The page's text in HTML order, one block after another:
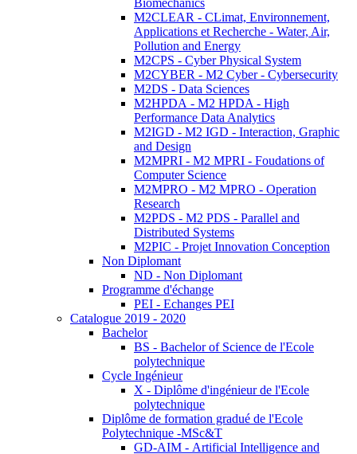
Biomechanics
M2CLEAR - CLimat, Environnement,
Applications et Recherche - Water, Air,
Pollution and Energy
M2CPS - Cyber Physical System
M2CYBER - M2 Cyber - Cybersecurity
M2DS - Data Sciences
M2HPDA - M2 HPDA - High
Performance Data Analytics
M2IGD - M2 IGD - Interaction, Graphic
and Design
M2MPRI - M2 MPRI - Foudations of
Computer Science
M2MPRO - M2 MPRO - Operation
Research
M2PDS - M2 PDS - Parallel and
Distributed Systems
M2PIC - Projet Innovation Conception
Non Diplomant
ND - Non Diplomant
Programme d'échange
PEI - Echanges PEI
Catalogue 2019 - 2020
Bachelor
BS - Bachelor of Science de l'Ecole
polytechnique
Cycle Ingénieur
X - Diplôme d'ingénieur de l'Ecole
polytechnique
Diplôme de formation gradué de l'Ecole
Polytechnique -MSc&T
GD-AIM - Artificial Intelligence and